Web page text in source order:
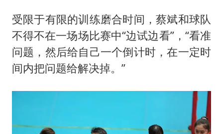
受限于有限的训练磨合时间，蔡斌和球队
不得不在一场场比赛中“边试边看”，“看准
问题，然后给自己一个倒计时，在一定时
间内把问题给解决掉。”